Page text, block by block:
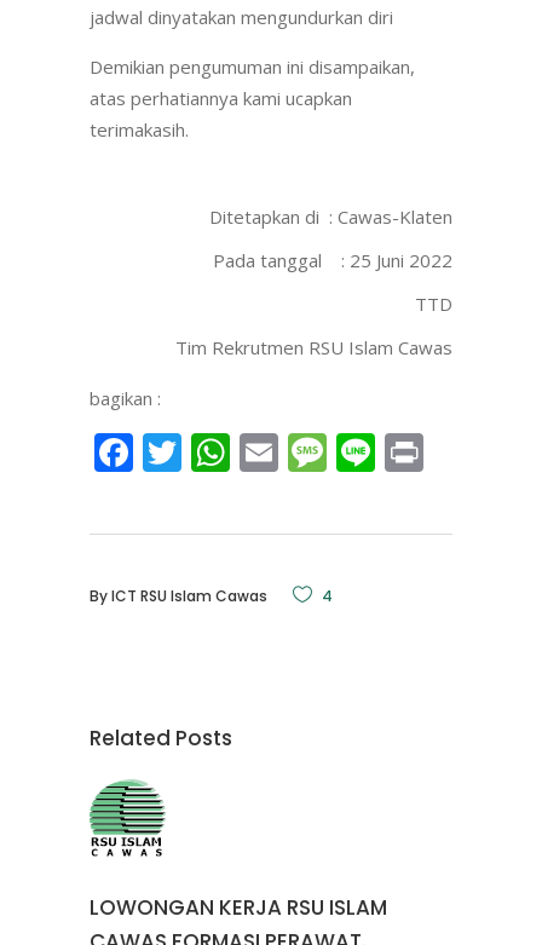
jadwal dinyatakan mengundurkan diri
Demikian pengumuman ini disampaikan,
atas perhatiannya kami ucapkan
terimakasih.
Ditetapkan di : Cawas-Klaten
Pada tanggal : 25 Juni 2022
TTD
Tim Rekrutmen RSU Islam Cawas
bagikan :
Facebook
Twitter
WhatsApp
EmailMessage
Line
ByICT RSU Islam Cawas 4
Related Posts
LOWONGAN KERJA RSU ISLAM